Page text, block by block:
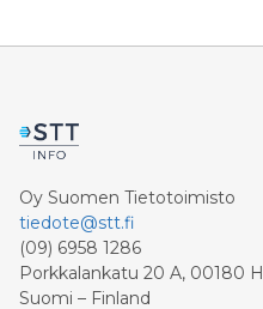
Oy Suomen Tietotoimisto
tiedote@stt.fi
(09) 6958 1286
Porkkalankatu 20 A, 00180
Suomi – Finland